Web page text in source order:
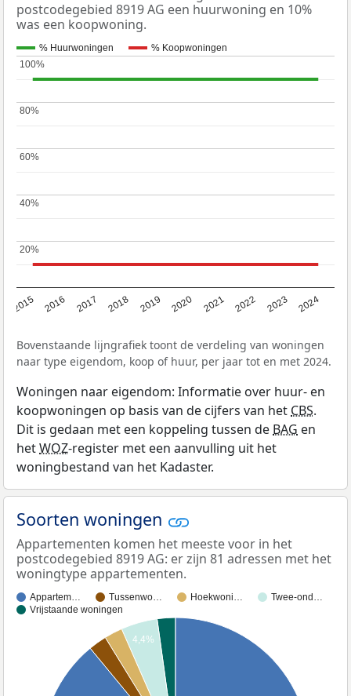
postcodegebied 8919 AG een huurwoning en 10%
was een koopwoning.
% Huurwoningen % Koopwoningen
2015 2016 2017 2018 2019 2020 2021 2022 2023 2024
20%
20%
40%
40%
60%
60%
80%
80%
100%
100%
Bovenstaande lijngrafiek toont de verdeling van woningen
naar type eigendom, koop of huur, per jaar tot en met 2024.
Woningen naar eigendom: Informatie over huur- en
koopwoningen op basis van de cijfers van hetCBS.
Dit is gedaan met een koppeling tussen deBAG en
hetWOZ-register met een aanvulling uit het
woningbestand van het Kadaster.
Soorten woningen
Appartementen komen het meeste voor in het
postcodegebied 8919 AG: er zijn 81 adressen met het
woningtype appartementen.
Appartem… Tussenwo… Hoekwoni…
Twee-ond…
Vrijstaande woningen
4,4%